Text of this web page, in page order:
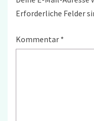
Erforderliche Felder
Kommentar *